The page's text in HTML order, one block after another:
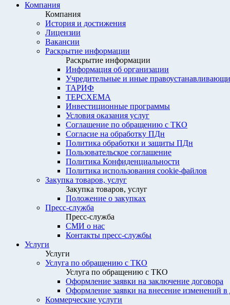
Компания
Компания
История и достижения
Лицензии
Вакансии
Раскрытие информации
Раскрытие информации
Информация об организации
Учредительные и иные
ТАРИФ
ТЕРСХЕМА
Инвестиционные программы
Условия оказания услуг
Соглашение по обращению с ТКО
Согласие на обработку ПДн
Политика обработки и защиты ПДн
Пользовательское соглашение
Политика Конфиденциальности
Политика использования cookie-файлов
Закупка товаров, услуг
Закупка товаров, услуг
Положение о закупках
Пресс-служба
Пресс-служба
СМИ о нас
Контакты пресс-службы
Услуги
Услуги
Услуга по обращению с ТКО
Услуга по обращению с ТКО
Оформление заявки на заключение договора
Оформление заявки на внесение изменений в
Коммерческие услуги